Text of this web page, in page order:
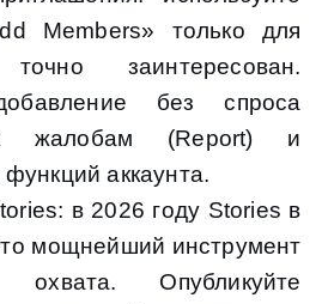
Members» только для
заинтересован.
без спроса
жалобам (Report) и
аккаунта.
в 2026 году Stories в
мощнейший инструмент
охвата. Опубликуйте